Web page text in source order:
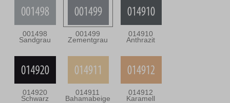
001498
Sandgrau
001499
Zementgrau
014910
Anthrazit
014920
Schwarz
014911
Bahamabeige
014912
Karamell